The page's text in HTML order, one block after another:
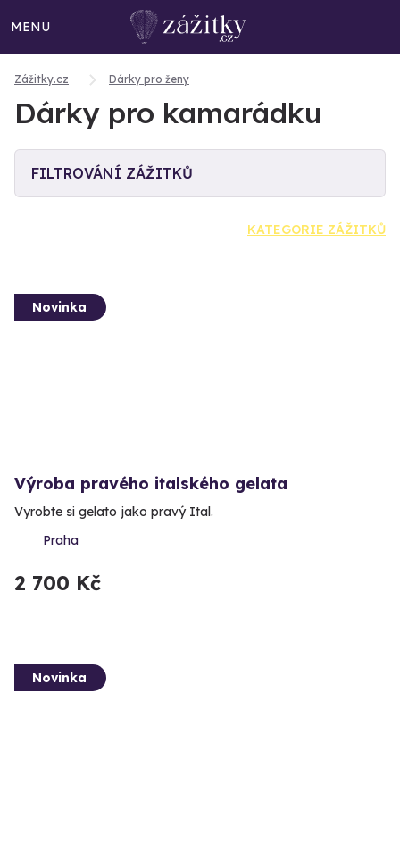
MENU
Zážitky.cz Dárky pro ženy
Dárky pro kamarádku
FILTROVÁNÍ ZÁŽITKŮ
KATEGORIE ZÁŽITKŮ
Novinka
Výroba pravého italského gelata
Vyrobte si gelato jako pravý Ital.
Praha
2 700 Kč
Novinka